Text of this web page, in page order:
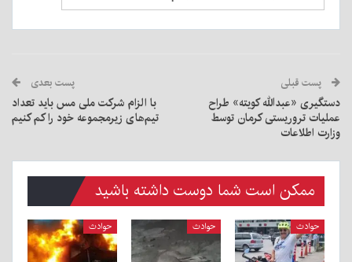
پست قبلی
دستگیری «عبدالله کویته» طراح
عملیات تروریستی کرمان توسط
وزارت اطلاعات
پست بعدی
با الزام شرکت ملی مس باید تعداد
تیم‌های زیرمجموعه خود را کم کنیم
ممکن است شما دوست داشته باشید
حوادث حوادث حوادث